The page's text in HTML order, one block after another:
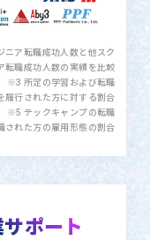
ア転職成功人数と他スク
転職成功人数の実績を比較
所定の学習および転職
履行された方に対する割合
※5 テックキャンプの転職
された方の雇用形態の割合
ポート